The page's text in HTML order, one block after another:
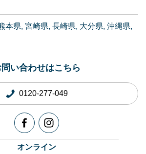
本県 宮崎県 長崎県 大分県 沖縄県
問い合わせはこちら
0120-277-049
オンライン